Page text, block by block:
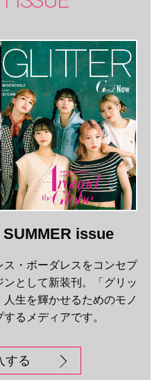
SUMMER issue
・ボーダレスをコンセプ
ンとして新装刊。「グリッ
生を輝かせるためのモノ
るメディアです。
する